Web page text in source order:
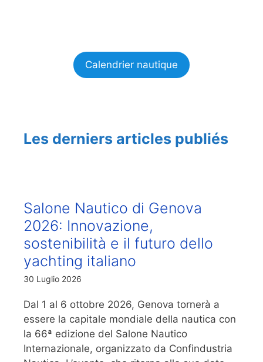
Calendrier nautique
Les derniers articles publiés
Salone Nautico di Genova
2026: Innovazione,
sostenibilità e il futuro dello
yachting italiano
30 Luglio 2026
Dal 1 al 6 ottobre 2026, Genova tornerà a
essere la capitale mondiale della nautica con
la 66ª edizione del Salone Nautico
Internazionale, organizzato da Confindustria